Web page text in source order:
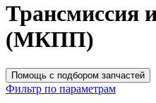
Трансмиссия
(МКПП)
Помощь с подбором запчастей
Фильтр по параметрам